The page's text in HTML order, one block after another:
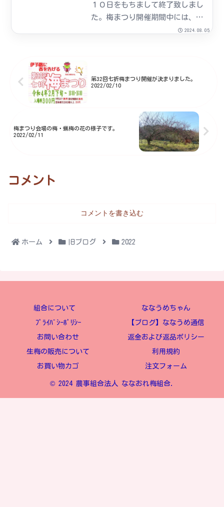
１０日をもちまして終了致しまし
た。梅まつり開催期間中には、砥
部町をはじめ、愛媛県内外より延
ゴゲーム、梅の種飛ばし大会や
2024.08.05
第32回七折梅まつり開催が決まりました。
2022/02/10
梅まつり会場の梅・蝋梅の花の様子です。
2022/02/11
コメント
コメントを書き込む
ホーム 旧ブログ 2022
組合について ななうめちゃん
ﾌﾟﾗｲﾊﾞｼｰﾎﾟﾘｼｰ 【ブログ】ななうめ通信
お問い合わせ 返金および返品ポリシー
生梅の販売について 利用規約
お買い物カゴ 注文フォーム
© 2024 農事組合法人 ななおれ梅組合.